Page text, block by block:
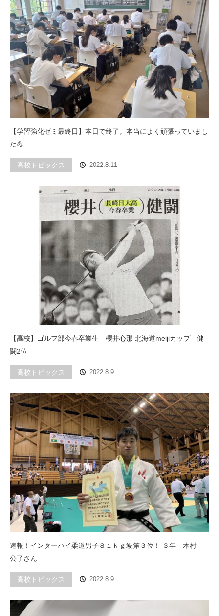
【学習強化ゼミ最終日】本日で終了。本当によく頑張っていまし
た💪
高校トピックス 2022.8.11
【高校】ゴルフ部今春卒業生 櫻井心那 北海道meijiカップ 健
闘2位
高校トピックス 2022.8.9
速報！インターハイ柔道男子８１ｋｇ級第３位！ ３年 木村
公了さん
高校トピックス 2022.8.9